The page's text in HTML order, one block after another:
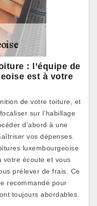
: l’équipe de
est à votre
de votre toiture, et
sur l’habillage
d’abord à une
vos dépenses.
luxembourgeoise
votre écoute et vous
prélever de frais. Ce
recommandé pour
toujours abordables.